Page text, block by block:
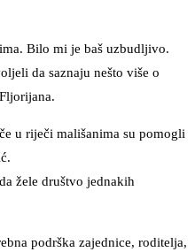
Bilo mi je baš uzbudljivo.
da saznaju nešto više o
u riječi mališanima su pomogli
žele društvo jednakih
podrška zajednice, roditelja,